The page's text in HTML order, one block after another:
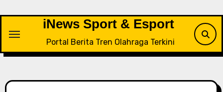
content
iNews Sport & Esport
Portal Berita Tren Olahraga Terkini